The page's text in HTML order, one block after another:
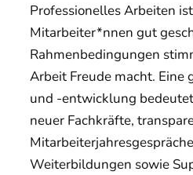
Professionelles Arbeiten
Mitarbeiter*nnen gut
Rahmenbedingungen
Arbeit Freude macht. Eine
und -entwicklung
neuer Fachkräfte,
Weiterbildungen sowie